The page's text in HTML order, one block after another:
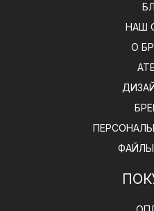
НАШ
О
ФАЙЛЫ